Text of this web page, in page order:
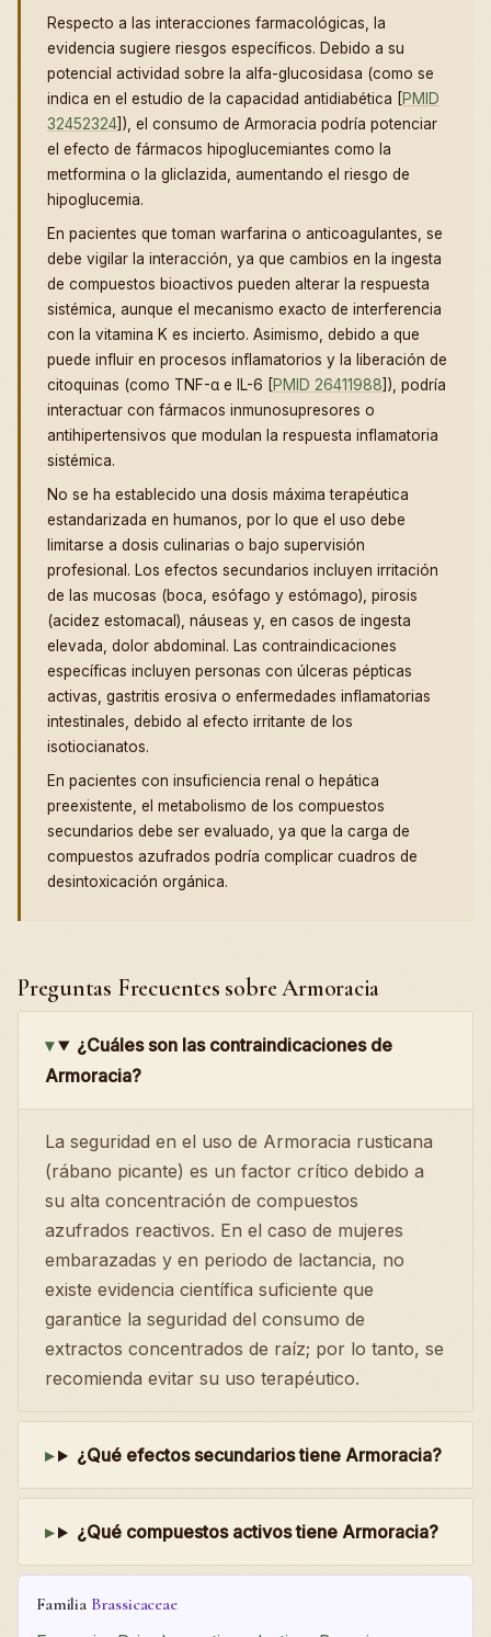
Respecto a las interacciones farmacológicas, la
evidencia sugiere riesgos específicos. Debido a su
potencial actividad sobre la alfa-glucosidasa (como se
indica en el estudio de la capacidad antidiabética [PMID
32452324]), el consumo de Armoracia podría potenciar
el efecto de fármacos hipoglucemiantes como la
metformina o la gliclazida, aumentando el riesgo de
hipoglucemia.
En pacientes que toman warfarina o anticoagulantes, se
debe vigilar la interacción, ya que cambios en la ingesta
de compuestos bioactivos pueden alterar la respuesta
sistémica, aunque el mecanismo exacto de interferencia
con la vitamina K es incierto. Asimismo, debido a que
puede influir en procesos inflamatorios y la liberación de
citoquinas (como TNF-α e IL-6 [PMID 26411988]), podría
interactuar con fármacos inmunosupresores o
antihipertensivos que modulan la respuesta inflamatoria
sistémica.
No se ha establecido una dosis máxima terapéutica
estandarizada en humanos, por lo que el uso debe
limitarse a dosis culinarias o bajo supervisión
profesional. Los efectos secundarios incluyen irritación
de las mucosas (boca, esófago y estómago), pirosis
(acidez estomacal), náuseas y, en casos de ingesta
elevada, dolor abdominal. Las contraindicaciones
específicas incluyen personas con úlceras pépticas
activas, gastritis erosiva o enfermedades inflamatorias
intestinales, debido al efecto irritante de los
isotiocianatos.
En pacientes con insuficiencia renal o hepática
preexistente, el metabolismo de los compuestos
secundarios debe ser evaluado, ya que la carga de
compuestos azufrados podría complicar cuadros de
desintoxicación orgánica.
Preguntas Frecuentes sobre Armoracia
¿Cuáles son las contraindicaciones de
Armoracia?
La seguridad en el uso de Armoracia rusticana
(rábano picante) es un factor crítico debido a
su alta concentración de compuestos
azufrados reactivos. En el caso de mujeres
embarazadas y en periodo de lactancia, no
existe evidencia científica suficiente que
garantice la seguridad del consumo de
extractos concentrados de raíz; por lo tanto, se
recomienda evitar su uso terapéutico.
¿Qué efectos secundarios tiene Armoracia?
¿Qué compuestos activos tiene Armoracia?
Familia Brassicaceae